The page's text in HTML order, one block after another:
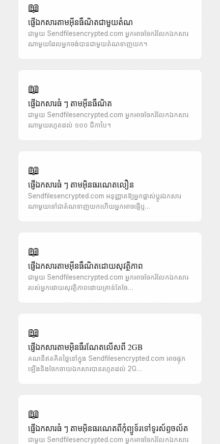
📖
ផ្ញើឯកសារតាមអ៊ីនធឺណិតជាមួយតំណ
ជាមួយ Sendfilesencrypted.com អ្នកអាចចែករំលែកឯកសារ
ណាមួយដែលអ្នកចង់បានជាមួយតំណទាញយក។
📖
ផ្ញើឯកសារធំ ៗ តាមអ៊ីនធឺណិត
ជាមួយ Sendfilesencrypted.com អ្នកអាចចែករំលែកឯកសារ
ណាមួយរហូតដល់ ១០០ ជីកាបៃ។
📖
ផ្ញើឯកសារធំ ៗ តាមអ៊ិនធរណេតលឿន
Sendfilesencrypted.com អនុញ្ញាតឱ្យអ្នកផ្លាស់ប្តូរឯកសារ
ណាមួយទៅជាតំណទាញយកហើយអ្នកអាចផ្ញើឬ…
📖
ផ្ញើឯកសារតាមអ៊ីនធឺណិតដោយសុវត្ថិភាព
ជាមួយ Sendfilesencrypted.com អ្នកអាចចែករំលែកឯកសារ
របស់អ្នកដោយសុវត្ថិភាពដោយគ្រាន់តែចែ…
📖
ផ្ញើឯកសារតាមអ៊ិនធឺរណែតលើសពី 2GB
គណនីឥតគិតថ្លៃនៅក្នុង Sendfilesencrypted.com អាចផ្ទុក
ឡើងនិងចែកចាយឯកសារបានរហូតដល់ 2G…
📖
ផ្ញើឯកសារធំ ៗ តាមអ៊ិនធរណេតពីកុំព្យូទ័រទៅទូរស័ព្ទចល័ត
ជាមួយ Sendfilesencrypted.com អ្នកអាចចែករំលែកឯកសារ